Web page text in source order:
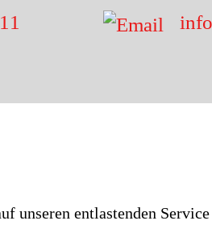
unseren entlastenden Service
packen für Sie, lagern